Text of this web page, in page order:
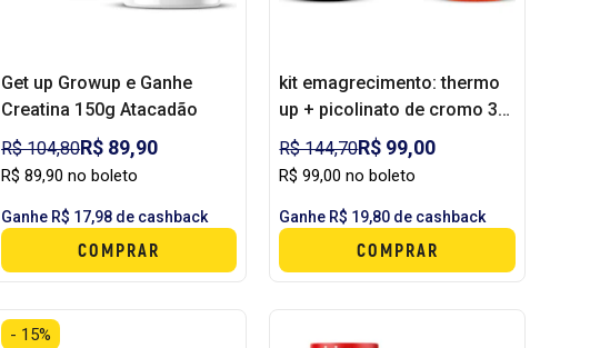
Get up Growup e Ganhe
Creatina 150g Atacadão
R$ 104,80R$ 89,90
R$ 89,90 no boleto
Ganhe R$ 17,98 de cashback
COMPRAR
kit emagrecimento: thermo
up + picolinato de cromo 30
caps - katigua + creatina
150 atacadão maromba
R$ 144,70R$ 99,00
R$ 99,00 no boleto
Ganhe R$ 19,80 de cashback
COMPRAR
- 15%